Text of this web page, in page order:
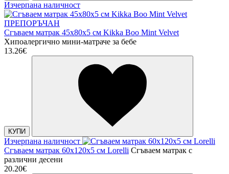
Изчерпана наличност
ПРЕПОРЪЧАН
Сгъваем матрак 45х80х5 см Kikka Boo Mint Velvet
Хипоалергично мини-матраче за бебе
13.26€
КУПИ
Изчерпана наличност
Сгъваем матрак 60x120x5 см Lorelli Сгъваем матрак с
различни десени
20.20€